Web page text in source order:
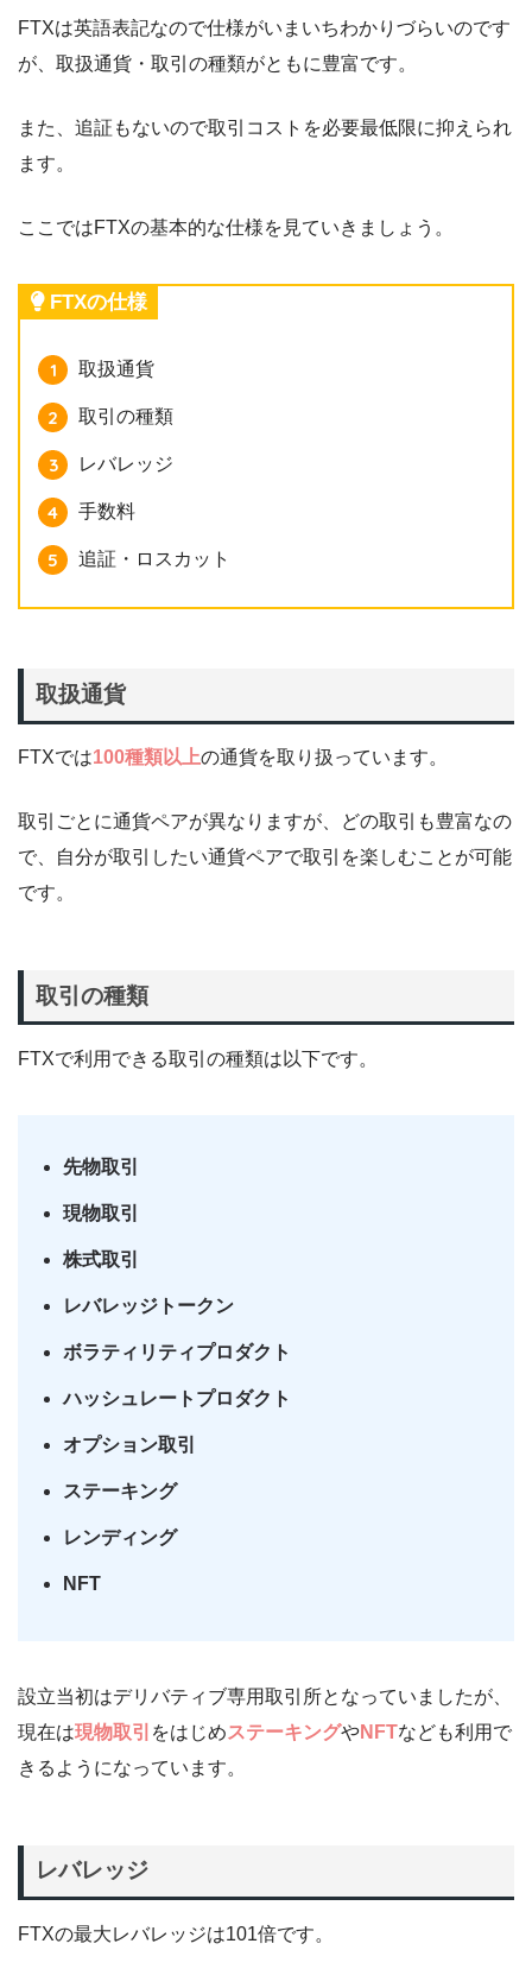
FTXは英語表記なので仕様がいまいちわかりづらいのです
が、取扱通貨・取引の種類がともに豊富です。
また、追証もないので取引コストを必要最低限に抑えられ
ます。
ここではFTXの基本的な仕様を見ていきましょう。
FTXの仕様
取扱通貨
取引の種類
レバレッジ
手数料
追証・ロスカット
取扱通貨
FTXでは100種類以上の通貨を取り扱っています。
取引ごとに通貨ペアが異なりますが、どの取引も豊富なの
で、自分が取引したい通貨ペアで取引を楽しむことが可能
です。
取引の種類
FTXで利用できる取引の種類は以下です。
先物取引
現物取引
株式取引
レバレッジトークン
ボラティリティプロダクト
ハッシュレートプロダクト
オプション取引
ステーキング
レンディング
NFT
設立当初はデリバティブ専用取引所となっていましたが、
現在は現物取引 をはじめステーキングやNFTなども利用で
きるようになっています。
レバレッジ
FTXの最大レバレッジは101倍です。